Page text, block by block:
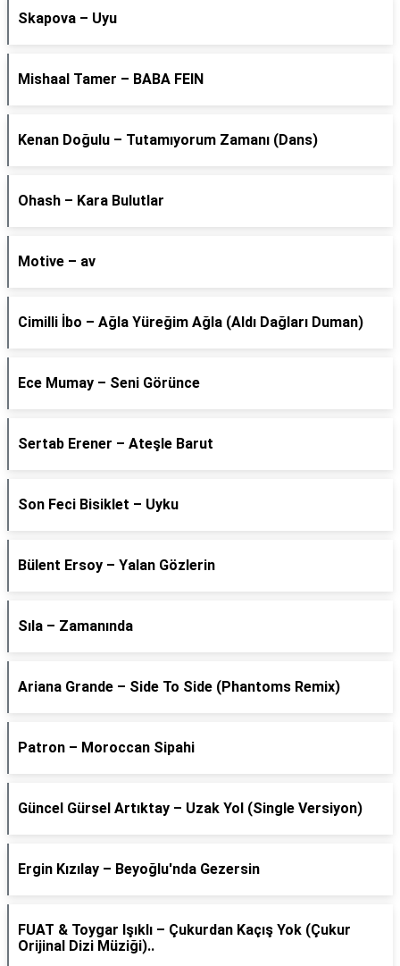
Skapova – Uyu
Mishaal Tamer – BABA FEIN
Kenan Doğulu – Tutamıyorum Zamanı (Dans)
Ohash – Kara Bulutlar
Motive – av
Cimilli İbo – Ağla Yüreğim Ağla (Aldı Dağları Duman)
Ece Mumay – Seni Görünce
Sertab Erener – Ateşle Barut
Son Feci Bisiklet – Uyku
Bülent Ersoy – Yalan Gözlerin
Sıla – Zamanında
Ariana Grande – Side To Side (Phantoms Remix)
Patron – Moroccan Sipahi
Güncel Gürsel Artıktay – Uzak Yol (Single Versiyon)
Ergin Kızılay – Beyoğlu'nda Gezersin
FUAT & Toygar Işıklı – Çukurdan Kaçış Yok (Çukur
Orijinal Dizi Müziği)..